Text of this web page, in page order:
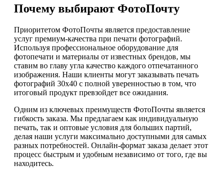
Почему выбирают ФотоПочту
Приоритетом ФотоПочты является предоставление
услуг премиум-качества при печати фотографий.
Используя профессиональное оборудование для
фотопечати и материалы от известных брендов, мы
ставим во главу угла качество каждого отпечатанного
изображения. Наши клиенты могут заказывать печать
фотографий 30х40 с полной уверенностью в том, что
итоговый продукт превзойдет все ожидания.
Одним из ключевых преимуществ ФотоПочты является
гибкость заказа. Мы предлагаем как индивидуальную
печать, так и оптовые условия для больших партий,
делая наши услуги максимально доступными для самых
разных потребностей. Онлайн-формат заказа делает этот
процесс быстрым и удобным независимо от того, где вы
находитесь.